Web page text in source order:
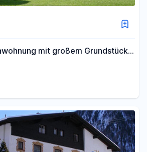
mit großem Grundstück